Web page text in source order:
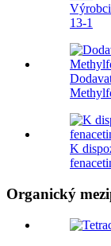
13-1
K
Organický